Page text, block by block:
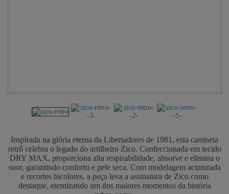
Inspirada na glória eterna da Libertadores de 1981, esta camiseta
retrô celebra o legado do artilheiro Zico. Confeccionada em tecido
DRY MAX, proporciona alta respirabilidade, absorve e elimina o
suor, garantindo conforto e pele seca. Com modelagem acinturada
e recortes bicolores, a peça leva a assinatura de Zico como
destaque, eternizando um dos maiores momentos da história